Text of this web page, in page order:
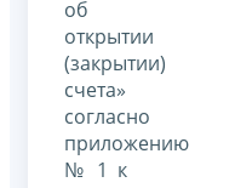
об
открытии
(закрытии)
счета»
согласно
приложению
№ 1 к